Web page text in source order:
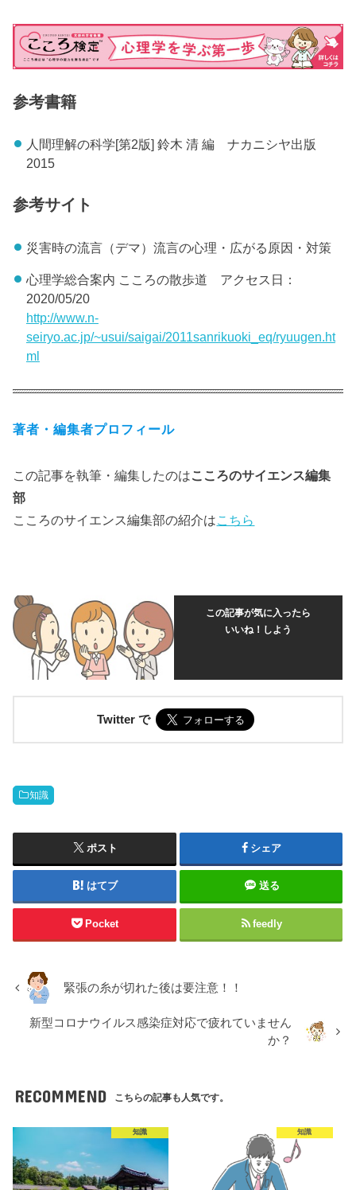
参考書籍
人間理解の科学[第2版] 鈴木 清 編 ナカニシヤ出版
2015
参考サイト
災害時の流言（デマ）流言の心理・広がる原因・対策
心理学総合案内 こころの散歩道 アクセス日：
2020/05/20
http://www.n-
seiryo.ac.jp/~usui/saigai/2011sanrikuoki_eq/ryuugen.ht
ml
著者・編集者プロフィール
この記事を執筆・編集したのはこころのサイエンス編集
部
こころのサイエンス編集部の紹介はこちら
この記事が気に入ったら
いいね！しよう
Twitter で
知識
ポスト シェア
はてブ 送る
Pocket feedly
緊張の糸が切れた後は要注意！！
新型コロナウイルス感染症対応で疲れていません
か？
RECOMMEND こちらの記事も人気です。
知識 知識